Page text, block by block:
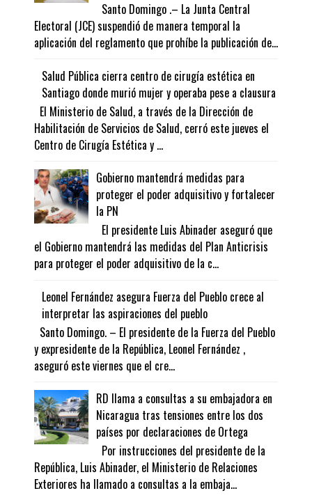
Santo Domingo .– La Junta Central
Electoral (JCE) suspendió de manera temporal la
aplicación del reglamento que prohíbe la publicación de...
Salud Pública cierra centro de cirugía estética en
Santiago donde murió mujer y operaba pese a clausura
El Ministerio de Salud, a través de la Dirección de
Habilitación de Servicios de Salud, cerró este jueves el
Centro de Cirugía Estética y ...
Gobierno mantendrá medidas para
proteger el poder adquisitivo y fortalecer
la PN
El presidente Luis Abinader aseguró que
el Gobierno mantendrá las medidas del Plan Anticrisis
para proteger el poder adquisitivo de la c...
Leonel Fernández asegura Fuerza del Pueblo crece al
interpretar las aspiraciones del pueblo
Santo Domingo. – El presidente de la Fuerza del Pueblo
y expresidente de la República, Leonel Fernández ,
aseguró este viernes que el cre...
RD llama a consultas a su embajadora en
Nicaragua tras tensiones entre los dos
países por declaraciones de Ortega
Por instrucciones del presidente de la
República, Luis Abinader, el Ministerio de Relaciones
Exteriores ha llamado a consultas a la embaja...